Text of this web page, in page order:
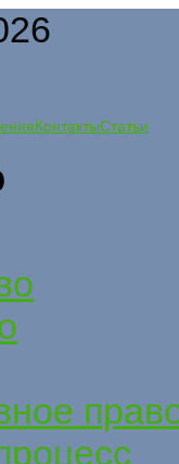
КонтактыСтатьи